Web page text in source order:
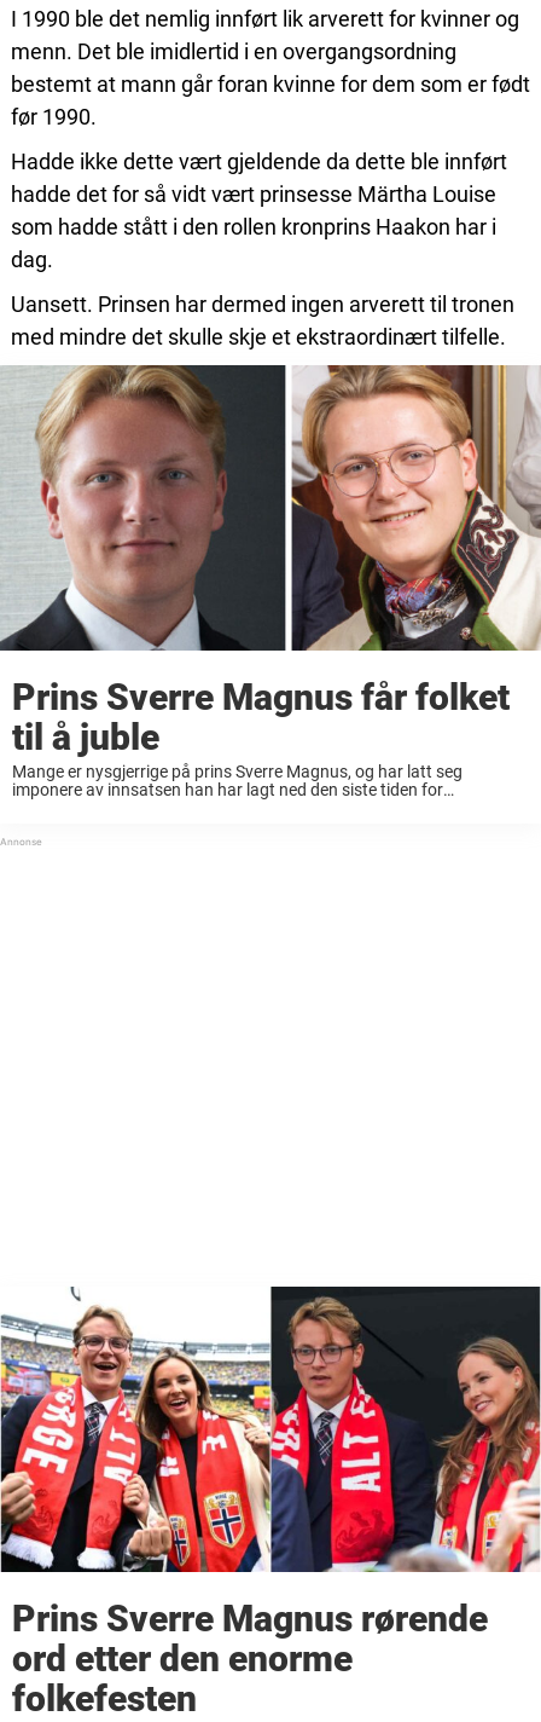
I 1990 ble det nemlig innført lik arverett for kvinner og
menn. Det ble imidlertid i en overgangsordning
bestemt at mann går foran kvinne for dem som er født
før 1990.
Hadde ikke dette vært gjeldende da dette ble innført
hadde det for så vidt vært prinsesse Märtha Louise
som hadde stått i den rollen kronprins Haakon har i
dag.
Uansett. Prinsen har dermed ingen arverett til tronen
med mindre det skulle skje et ekstraordinært tilfelle.
Prins Sverre Magnus får folket
til å juble
Mange er nysgjerrige på prins Sverre Magnus, og har latt seg
imponere av innsatsen han har lagt ned den siste tiden for
Prins Sverre Magnus rørende
ord etter den enorme
folkefesten